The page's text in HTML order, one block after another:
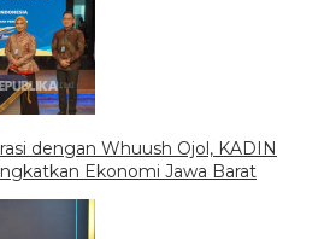
dengan Whuush Ojol, KADIN
Ekonomi Jawa Barat